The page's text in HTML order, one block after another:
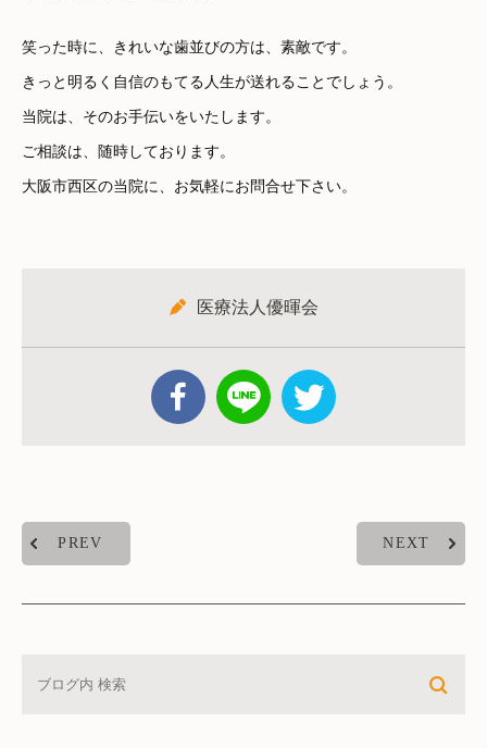
笑った時に、きれいな歯並びの方は、素敵です。
きっと明るく自信のもてる人生が送れることでしょう。
当院は、そのお手伝いをいたします。
ご相談は、随時しております。
大阪市西区の当院に、お気軽にお問合せ下さい。
医療法人優暉会
PREV NEXT